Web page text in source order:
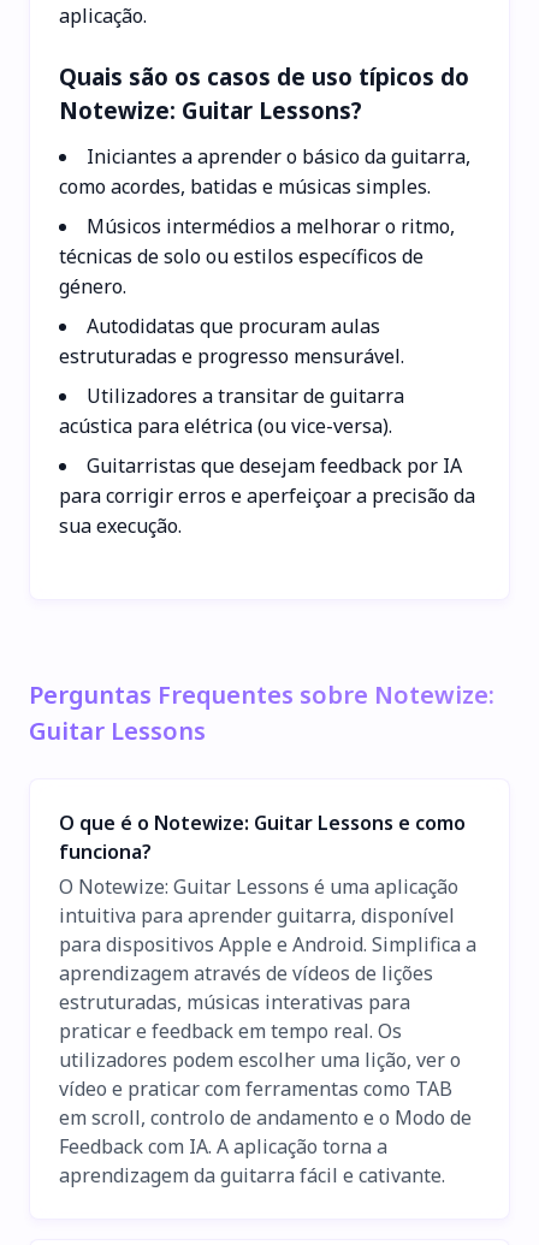
aplicação.
Quais são os casos de uso típicos do
Notewize: Guitar Lessons?
Iniciantes a aprender o básico da guitarra,
como acordes, batidas e músicas simples.
Músicos intermédios a melhorar o ritmo,
técnicas de solo ou estilos específicos de
género.
Autodidatas que procuram aulas
estruturadas e progresso mensurável.
Utilizadores a transitar de guitarra
acústica para elétrica (ou vice-versa).
Guitarristas que desejam feedback por IA
para corrigir erros e aperfeiçoar a precisão da
sua execução.
Perguntas Frequentes sobre Notewize:
Guitar Lessons
O que é o Notewize: Guitar Lessons e como
funciona?
O Notewize: Guitar Lessons é uma aplicação
intuitiva para aprender guitarra, disponível
para dispositivos Apple e Android. Simplifica a
aprendizagem através de vídeos de lições
estruturadas, músicas interativas para
praticar e feedback em tempo real. Os
utilizadores podem escolher uma lição, ver o
vídeo e praticar com ferramentas como TAB
em scroll, controlo de andamento e o Modo de
Feedback com IA. A aplicação torna a
aprendizagem da guitarra fácil e cativante.